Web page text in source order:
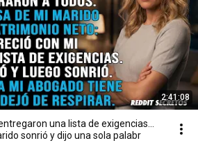
2:41:08
una lista de exigencias...
sonrió y dijo una sola palabr